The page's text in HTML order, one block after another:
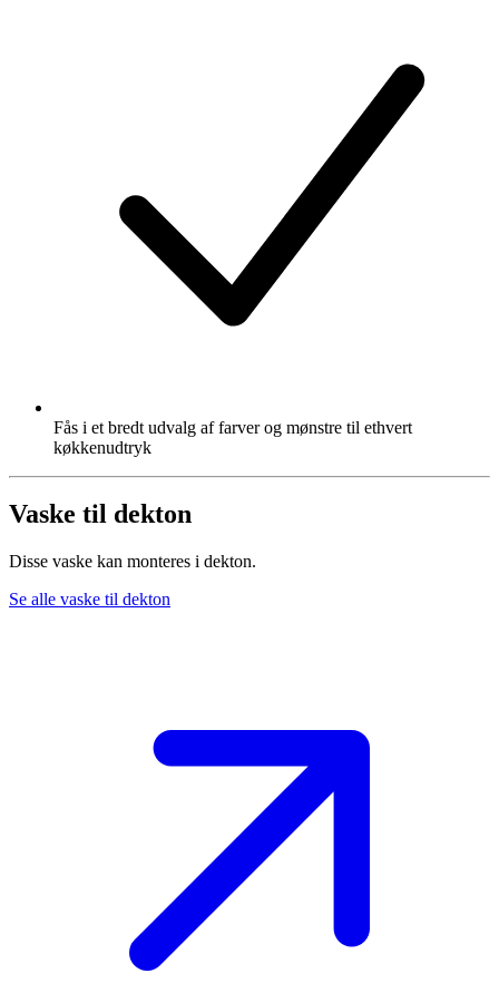
Fås i et bredt udvalg af farver og mønstre til ethvert
køkkenudtryk
Vaske til dekton
Disse vaske kan monteres i dekton.
Se alle vaske til dekton